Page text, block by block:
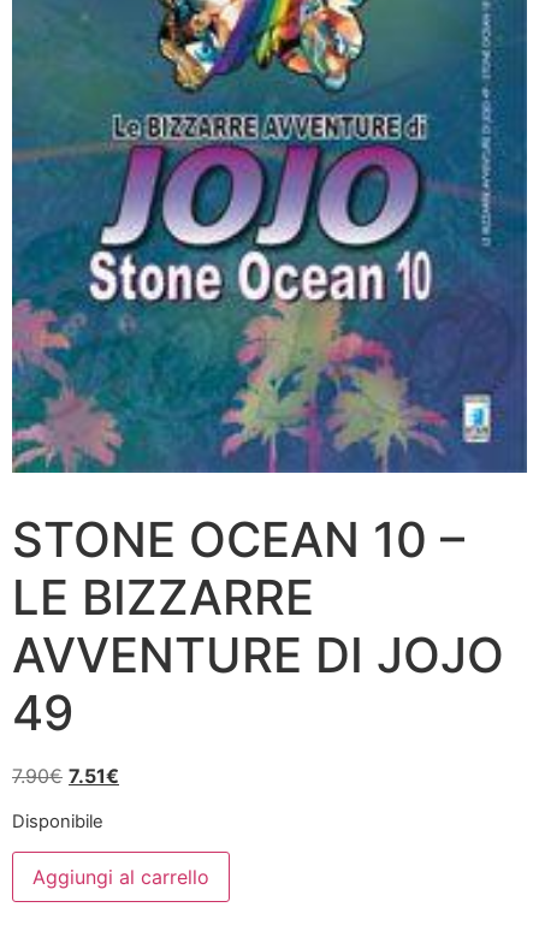
STONE OCEAN 10 –
LE BIZZARRE
AVVENTURE DI JOJO
49
7.90€ Il
originale
7.90€.
7.51€
7.51€.
Disponibile
STONE
OCEAN
10
Aggiungi al carrello